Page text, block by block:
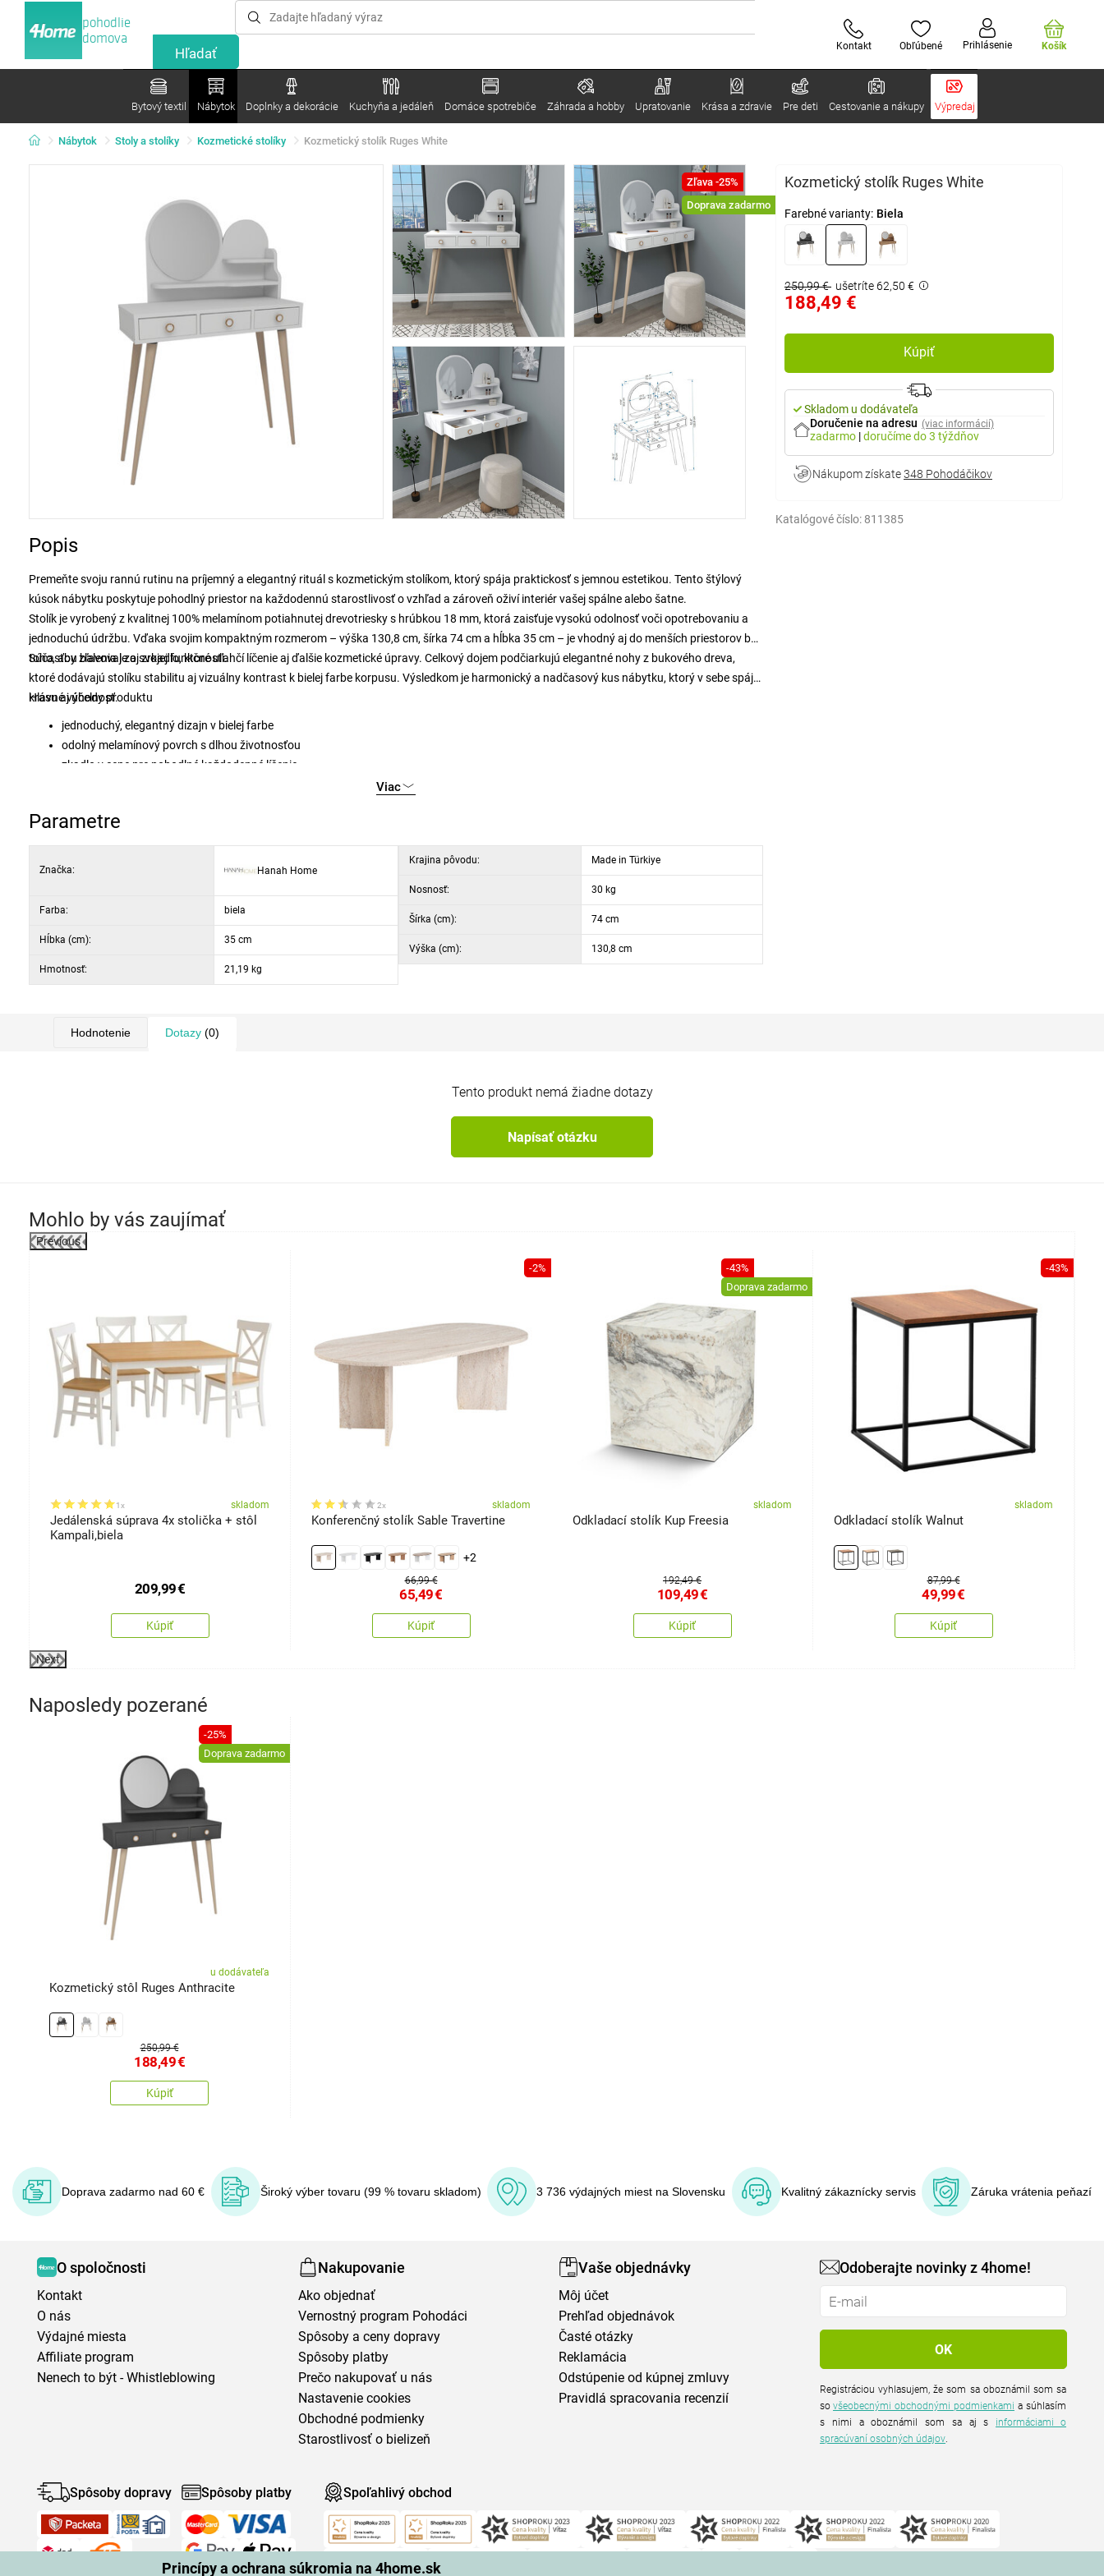
Princípy a ochrana súkromia na 4home.sk
pohodlie
domova
Kontakt Obľúbené Prihlásenie Košík
Bytový textil Nábytok Doplnky a dekorácie Kuchyňa a jedáleň Domáce spotrebiče Záhrada a hobby Upratovanie Krása a zdravie Pre deti Cestovanie a nákupy Výpredaj
Nábytok Stoly a stolíky Kozmetické stolíky Kozmetický stolík Ruges White
Zľava -25%
Doprava zadarmo
Kozmetický stolík Ruges White
Farebné varianty: Biela
250,99 € ušetríte 62,50 €
188,49 €
Kúpiť
Skladom u dodávateľa
Doručenie na adresu (viac informácií)
zadarmo |doručímedo 3 týždňov
Nákupom získate348 Pohodáčikov
Katalógové číslo: 811385
Popis
Premeňte svoju rannú rutinu na príjemný a elegantný rituál s kozmetickým stolíkom, ktorý spája praktickosť s jemnou estetikou. Tento štýlový
kúsok nábytku poskytuje pohodlný priestor na každodennú starostlivosť o vzhľad a zároveň oživí interiér vašej spálne alebo šatne.
Stolík je vyrobený z kvalitnej 100% melamínom potiahnutej drevotriesky s hrúbkou 18 mm, ktorá zaisťuje vysokú odolnosť voči opotrebovaniu a
jednoduchú údržbu. Vďaka svojim kompaktným rozmerom – výška 130,8 cm, šírka 74 cm a hĺbka 35 cm – je vhodný aj do menších priestorov bez
toho, aby zľavoval zo svojej funkčnosti.
Súčasťou balenia je aj zrkadlo, ktoré uľahčí líčenie aj ďalšie kozmetické úpravy. Celkový dojem podčiarkujú elegantné nohy z bukového dreva,
ktoré dodávajú stolíku stabilitu aj vizuálny kontrast k bielej farbe korpusu. Výsledkom je harmonický a nadčasový kus nábytku, ktorý v sebe spája
krásu aj účelnosť.
Hlavné výhody produktu
jednoduchý, elegantný dizajn v bielej farbe
odolný melamínový povrch s dlhou životnosťou
zkadlo v cene pre pohodlné každodenné líčenie
materiál: 100% melamínom potiahnutá drevotrieska
hrúbka dosky: 18 mm
rozmery: výška 130,8 cm, šírka 74 cm, hĺbka 35 cm
Viac
Parametre
Značka: Hanah Home
Farba: biela
Hĺbka (cm): 35 cm
Hmotnosť: 21,19 kg
Krajina pôvodu: Made in Türkiye
Nosnosť: 30 kg
Šírka (cm): 74 cm
Výška (cm): 130,8 cm
Hodnotenie Dotazy (0)
Tento produkt nemá žiadne dotazy
Napísať otázku
Mohlo by vás zaujímať
Previous
1x skladom
Jedálenská súprava 4x stolička + stôl
Kampali,biela
209,99€
Kúpiť
-2%
2x skladom
Konferenčný stolík Sable Travertine
+2
66,99 €
65,49€
Kúpiť
-43%
Doprava zadarmo
skladom
Odkladací stolík Kup Freesia
192,49 €
109,49€
Kúpiť
-43%
skladom
Odkladací stolík Walnut
87,99 €
49,99€
Kúpiť
Next
Naposledy pozerané
-25%
Doprava zadarmo
u dodávateľa
Kozmetický stôl Ruges Anthracite
250,99 €
188,49€
Kúpiť
Doprava zadarmo nad 60 € Široký výber tovaru (99 % tovaru skladom) 3 736 výdajných miest na Slovensku Kvalitný zákaznícky servis Záruka vrátenia peňazí
O spoločnosti
Kontakt
O nás
Výdajné miesta
Affiliate program
Nenech to být - Whistleblowing
Nakupovanie
Ako objednať
Vernostný program Pohodáci
Spôsoby a ceny dopravy
Spôsoby platby
Prečo nakupovať u nás
Nastavenie cookies
Obchodné podmienky
Starostlivosť o bielizeň
Vaše objednávky
Môj účet
Prehľad objednávok
Časté otázky
Reklamácia
Odstúpenie od kúpnej zmluvy
Pravidlá spracovania recenzií
Odoberajte novinky z 4home!
Registráciou vyhlasujem, že som sa oboznámil som sa
sovšeobecnými obchodnými podmienkami a súhlasím
s nimi a oboznámil som sa aj s informáciami o
spracúvaní osobných údajov.
Spôsoby dopravy Spôsoby platby Spoľahlivý obchod